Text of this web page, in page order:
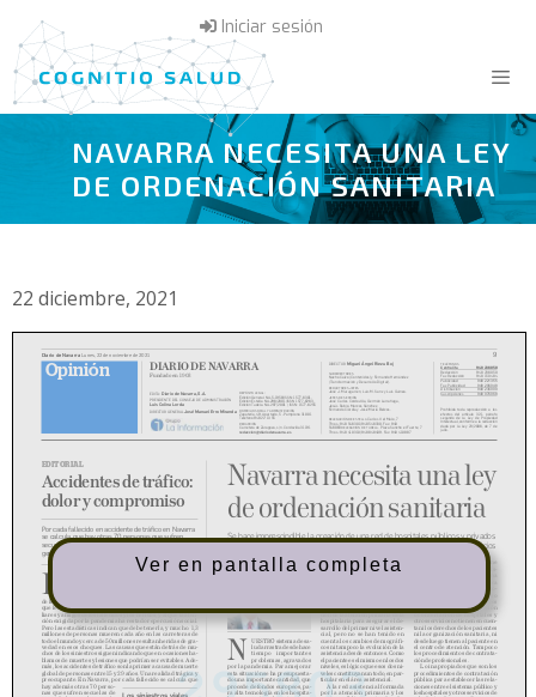
Saltar
contenido
Iniciar sesión
Menú
NAVARRA NECESITA UNA LEY
DE ORDENACIÓN SANITARIA
22 diciembre, 2021
Ver en pantalla completa